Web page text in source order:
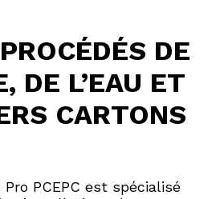
DE
DE L’EAU ET
CARTONS
PCEPC est spécialisé